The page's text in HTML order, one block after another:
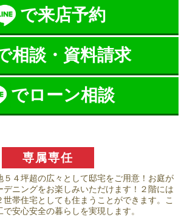
で来店予約
相談・資料請求
でローン相談
専属専任
５４坪超の広々として邸宅をご用意！お庭が
デニングをお楽しみいただけます！２階には
帯住宅としても住まうことができます。こ
安心安全の暮らしを実現します。